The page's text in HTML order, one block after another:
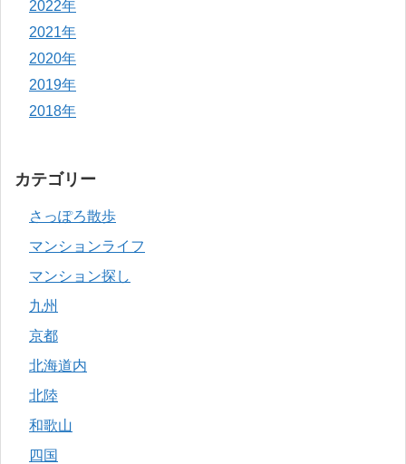
2022年
2021年
2020年
2019年
2018年
カテゴリー
さっぽろ散歩
マンションライフ
マンション探し
九州
京都
北海道内
北陸
和歌山
四国